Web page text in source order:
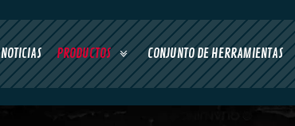
NOTICIAS PRODUCTOS CONJUNTO DE HERRAMIENTAS